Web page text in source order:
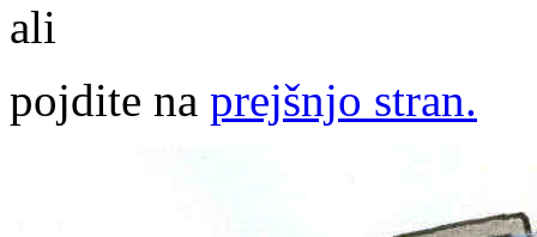
ali
pojdite na prejšnjo stran.